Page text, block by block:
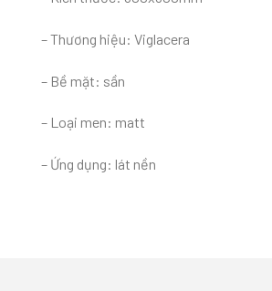
– Thương hiệu: Viglacera
– Bề mặt: sần
– Loại men: matt
– Ứng dụng: lát nền